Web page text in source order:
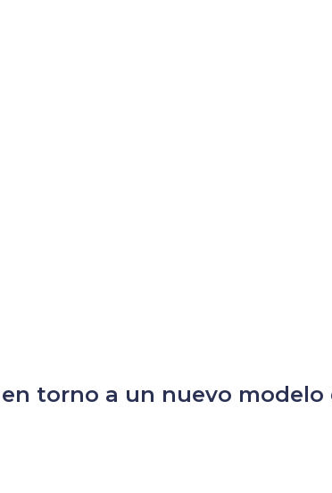
torno a un nuevo